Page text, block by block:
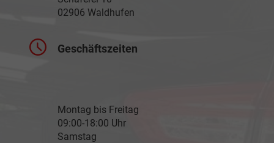
02906 Waldhufen
Geschäftszeiten
Montag bis Freitag
09:00-18:00 Uhr
Samstag